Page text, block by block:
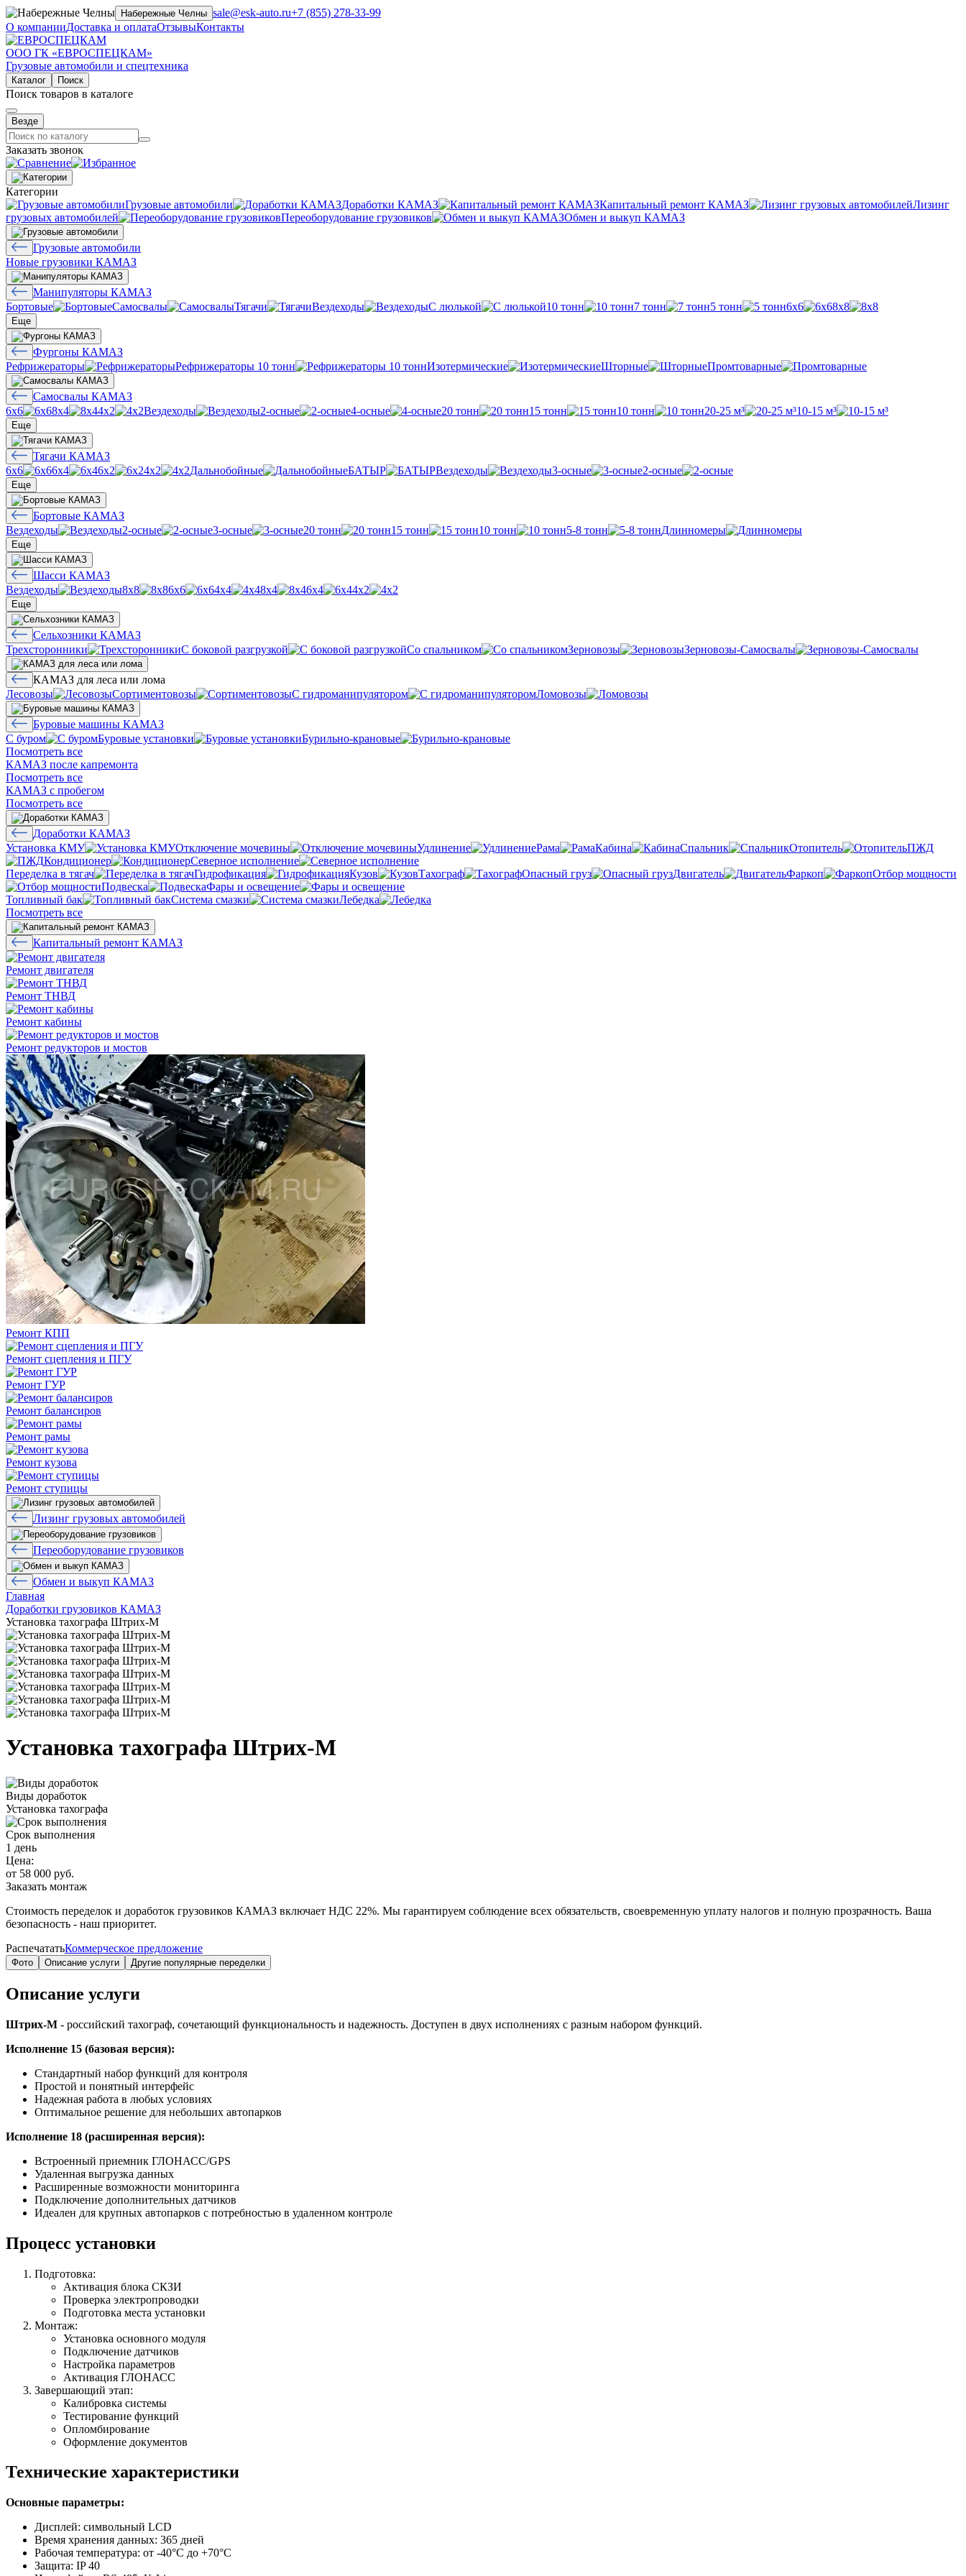
Набережные Челны sale@esk-auto.ru+7 (855) 278-33-99
О компанииДоставка и оплатаОтзывыКонтакты
ООО ГК «ЕВРОСПЕЦКАМ»
Грузовые автомобили и спецтехника
Каталог Поиск
Поиск товаров в каталоге
Везде
Заказать звонок
Категории
Грузовые автомобили
Доработки КАМАЗ Капитальный ремонт КАМАЗ
Лизинг
грузовых автомобилей
Переоборудование грузовиков Обмен и выкуп КАМАЗ
Грузовые автомобили
Новые грузовики КАМАЗ
Манипуляторы КАМАЗ
Бортовые
Самосвалы Тягачи Вездеходы С люлькой 10 тонн 7 тонн 5 тонн 6х6 8х8
Еще
Фургоны КАМАЗ
Рефрижераторы
Рефрижераторы 10 тонн Изотермические Шторные Промтоварные
Самосвалы КАМАЗ
6х6
8х4 4х2 Вездеходы 2-осные 4-осные 20 тонн 15 тонн 10 тонн 20-25 м³ 10-15 м³
Еще
Тягачи КАМАЗ
6х6
6х4 6х2 4х2 Дальнобойные БАТЫР Вездеходы 3-осные 2-осные
Еще
Бортовые КАМАЗ
Вездеходы
2-осные 3-осные 20 тонн 15 тонн 10 тонн 5-8 тонн Длинномеры
Еще
Шасси КАМАЗ
Вездеходы
8х8 6х6 4х4 8х4 6х4 4х2
Еще
Сельхозники КАМАЗ
Трехсторонники
С боковой разгрузкой Со спальником Зерновозы Зерновозы-Самосвалы
КАМАЗ для леса или лома
Лесовозы
Сортиментовозы С гидроманипулятором Ломовозы
Буровые машины КАМАЗ
С буром
Буровые установки
Бурильно-крановые
Посмотреть все
КАМАЗ после капремонта
Посмотреть все
КАМАЗ с пробегом
Посмотреть все
Доработки КАМАЗ
Установка КМУ
Отключение мочевины Удлинение Рама Кабина Спальник Отопитель
ПЖД
Кондиционер
Северное исполнение
Переделка в тягач
Гидрофикация Кузов Тахограф Опасный груз Двигатель Фаркоп
Отбор мощности
Подвеска
Фары и освещение
Топливный бак
Система смазки
Лебедка
Посмотреть все
Капитальный ремонт КАМАЗ
Ремонт двигателя
Ремонт ТНВД
Ремонт кабины
Ремонт редукторов и мостов
Ремонт КПП
Ремонт сцепления и ПГУ
Ремонт ГУР
Ремонт балансиров
Ремонт рамы
Ремонт кузова
Ремонт ступицы
Лизинг грузовых автомобилей
Переоборудование грузовиков
Обмен и выкуп КАМАЗ
Главная
Доработки грузовиков КАМАЗ
Установка тахографа Штрих-М
Установка тахографа Штрих-М
Виды доработок
Установка тахографа
Срок выполнения
1 день
Цена:
от 58 000 руб.
Заказать монтаж
Стоимость переделок и доработок грузовиков КАМАЗ включает НДС 22%. Мы гарантируем соблюдение всех обязательств, своевременную уплату налогов и полную прозрачность. Ваша
безопасность - наш приоритет.
РаспечататьКоммерческое предложение
Фото Описание услуги Другие популярные переделки
Описание услуги
Штрих-М - российский тахограф, сочетающий функциональность и надежность. Доступен в двух исполнениях с разным набором функций.
Исполнение 15 (базовая версия):
Стандартный набор функций для контроля
Простой и понятный интерфейс
Надежная работа в любых условиях
Оптимальное решение для небольших автопарков
Исполнение 18 (расширенная версия):
Встроенный приемник ГЛОНАСС/GPS
Удаленная выгрузка данных
Расширенные возможности мониторинга
Подключение дополнительных датчиков
Идеален для крупных автопарков с потребностью в удаленном контроле
Процесс установки
Подготовка:
Активация блока СКЗИ
Проверка электропроводки
Подготовка места установки
Монтаж:
Установка основного модуля
Подключение датчиков
Настройка параметров
Активация ГЛОНАСС
Завершающий этап:
Калибровка системы
Тестирование функций
Опломбирование
Оформление документов
Технические характеристики
Основные параметры:
Дисплей: символьный LCD
Время хранения данных: 365 дней
Рабочая температура: от -40°C до +70°C
Защита: IP 40